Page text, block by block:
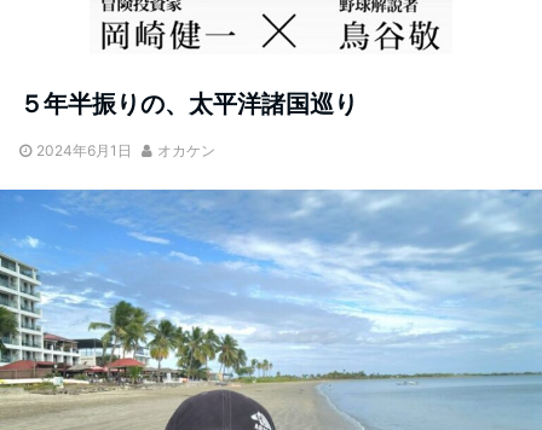
５年半振りの、太平洋諸国巡り
2024年6月1日 オカケン